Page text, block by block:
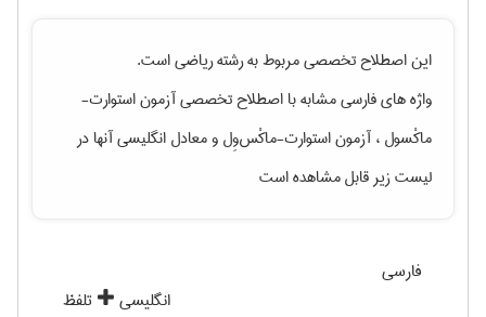
این اصطلاح تخصصی مربوط به رشتهرياضیاست.
واژه های فارسی مشابه با اصطلاح تخصصیآزمون استوارت-
ماکْسول ، آزمون استوارت-ماکْس‌وِلو معادل انگلیسی آنها در
لیست زیر قابل مشاهده است
فارسی
انگلیسی
تلفظ